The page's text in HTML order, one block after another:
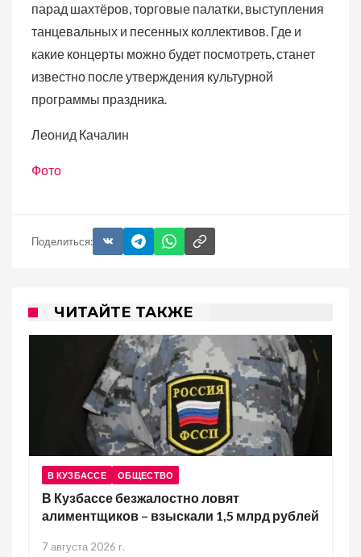
парад шахтёров, торговые палатки, выступления
танцевальных и песенных коллективов. Где и
какие концерты можно будет посмотреть, станет
известно после утверждения культурной
программы праздника.
Леонид Качалин
Фото
Поделиться:
ЧИТАЙТЕ ТАКЖЕ
В КУЗБАССЕ ОБЩЕСТВО
В Кузбассе безжалостно ловят
алиментщиков – взыскали 1,5 млрд рублей
7 августа 2026 г.